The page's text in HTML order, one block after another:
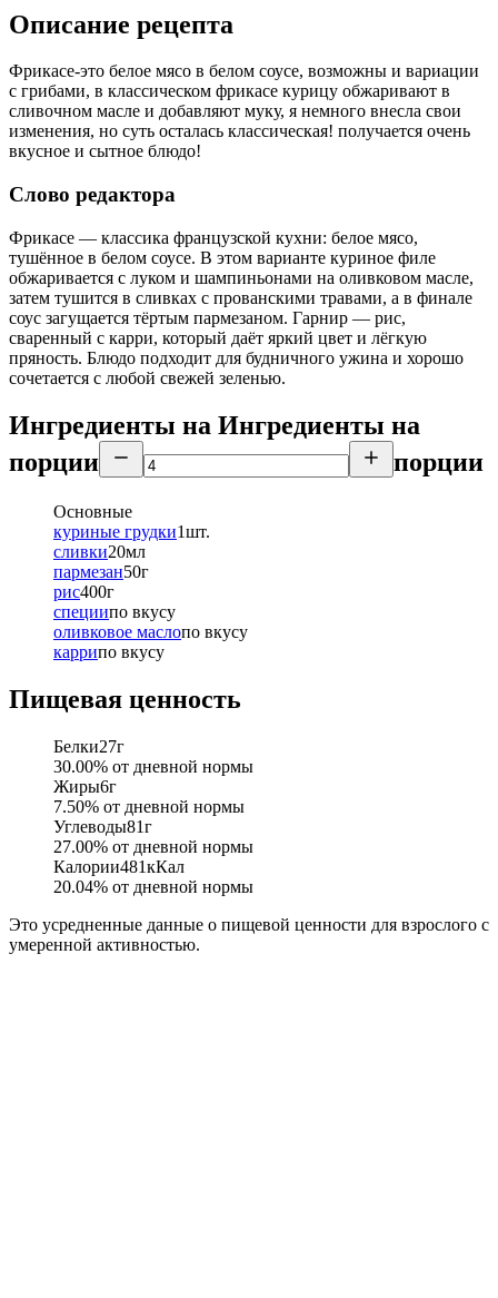
Описание рецепта
Фрикасе-это белое мясо в белом соусе, возможны и вариации
с грибами, в классическом фрикасе курицу обжаривают в
сливочном масле и добавляют муку, я немного внесла свои
изменения, но суть осталась классическая! получается очень
вкусное и сытное блюдо!
Слово редактора
Фрикасе — классика французской кухни: белое мясо,
тушённое в белом соусе. В этом варианте куриное филе
обжаривается с луком и шампиньонами на оливковом масле,
затем тушится в сливках с прованскими травами, а в финале
соус загущается тёртым пармезаном. Гарнир — рис,
сваренный с карри, который даёт яркий цвет и лёгкую
пряность. Блюдо подходит для будничного ужина и хорошо
сочетается с любой свежей зеленью.
Ингредиенты на Ингредиенты на
порции
порции
Основные
куриные грудки1шт.
сливки20мл
пармезан50г
рис400г
специипо вкусу
оливковое маслопо вкусу
каррипо вкусу
Пищевая ценность
Белки27г
30.00% от дневной нормы
Жиры6г
7.50% от дневной нормы
Углеводы81г
27.00% от дневной нормы
Калории481кКал
20.04% от дневной нормы
Это усредненные данные о пищевой ценности для взрослого с
умеренной активностью.